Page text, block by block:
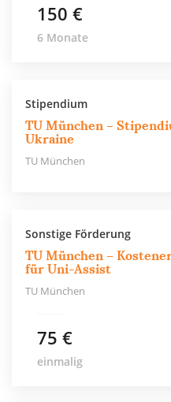
150 €
6 Monate
Stipendium
TU München –
Ukraine
TU München
Sonstige Förderung
TU München –
für Uni-Assist
TU München
75 €
einmalig